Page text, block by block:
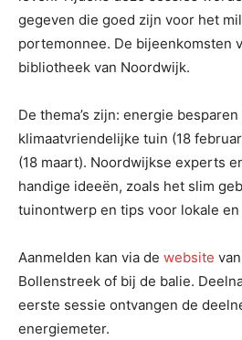
gegeven die goed zijn voor het
portemonnee. De bijeenkomsten
bibliotheek van Noordwijk.
De thema’s zijn: energie
klimaatvriendelijke tuin (18
(18 maart). Noordwijkse experts
handige ideeën, zoals het slim
tuinontwerp en tips voor lokale
Aanmelden kan via de website
Bollenstreek of bij de balie.
eerste sessie ontvangen de
energiemeter.